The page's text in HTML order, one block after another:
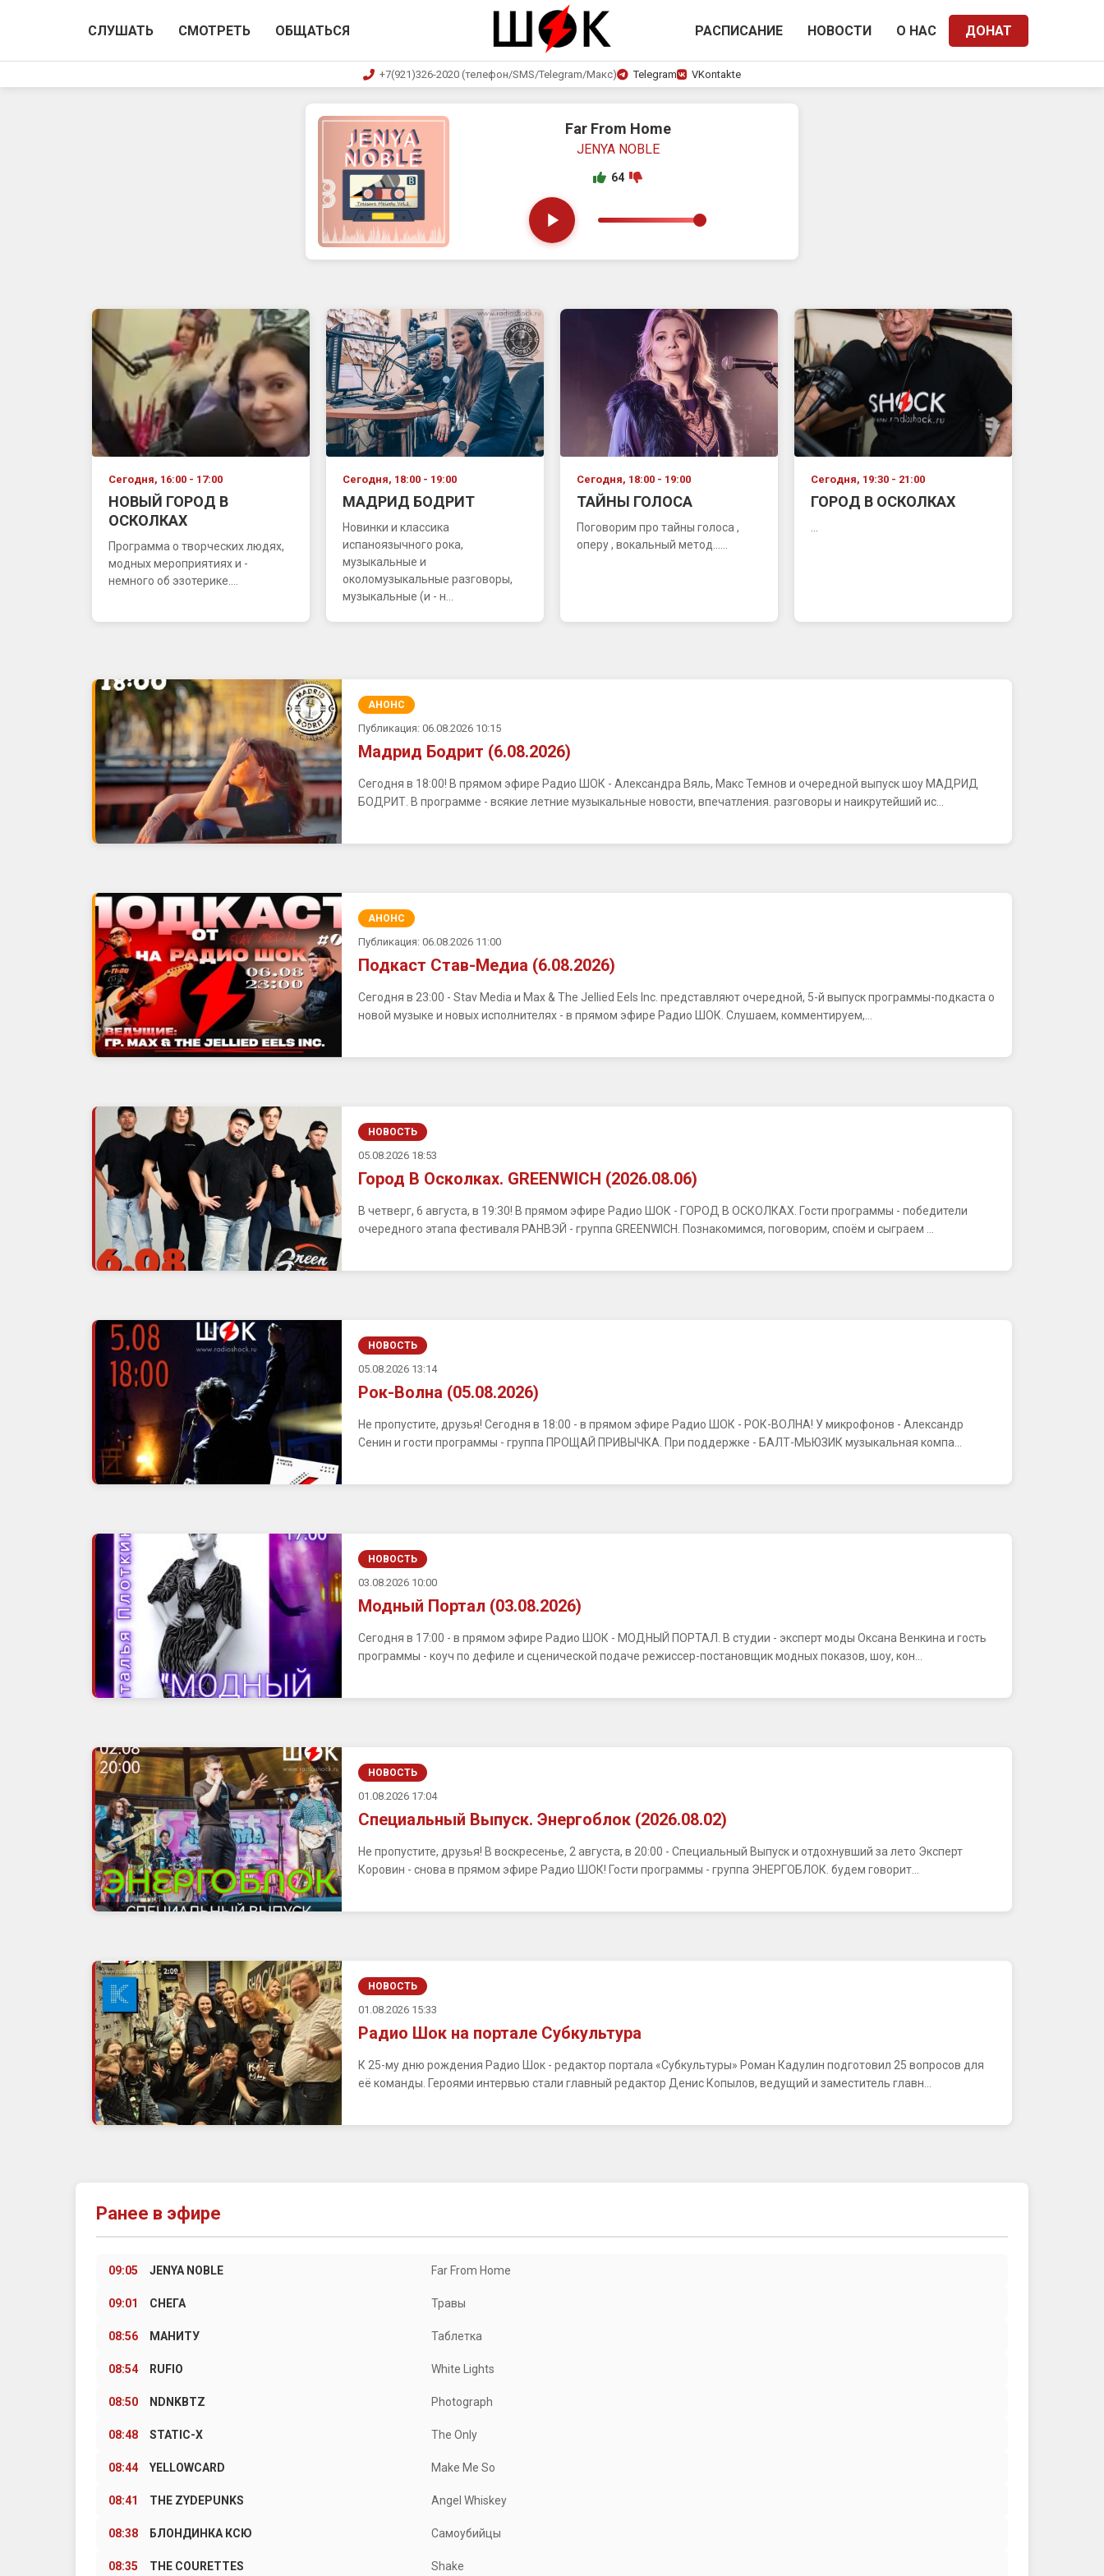
СЛУШАТЬ СМОТРЕТЬ ОБЩАТЬСЯ РАСПИСАНИЕ НОВОСТИ О НАС ДОНАТ
+7(921)326-2020 (телефон/SMS/Telegram/Макс) Telegram VKontakte
Far From Home
JENYA NOBLE
64
Сегодня, 16:00 - 17:00
НОВЫЙ ГОРОД В
ОСКОЛКАХ
Программа о творческих людях,
модных мероприятиях и -
немного об эзотерике....
Сегодня, 18:00 - 19:00
МАДРИД БОДРИТ
Новинки и классика
испаноязычного рока,
музыкальные и
околомузыкальные разговоры,
музыкальные (и - н...
Сегодня, 18:00 - 19:00
ТАЙНЫ ГОЛОСА
Поговорим про тайны голоса ,
оперу , вокальный метод......
Сегодня, 19:30 - 21:00
ГОРОД В ОСКОЛКАХ
АНОНС
Публикация: 06.08.2026 10:15
Мадрид Бодрит (6.08.2026)
Сегодня в 18:00! В прямом эфире Радио ШОК - Александра Вяль, Макс Темнов и очередной выпуск шоу МАДРИД
БОДРИТ. В программе - всякие летние музыкальные новости, впечатления. разговоры и наикрутейший ис...
АНОНС
Публикация: 06.08.2026 11:00
Подкаст Став-Медиа (6.08.2026)
Сегодня в 23:00 - Stav Media и Max & The Jellied Eels Inc. представляют очередной, 5-й выпуск программы-подкаста о
новой музыке и новых исполнителях - в прямом эфире Радио ШОК. Слушаем, комментируем,...
НОВОСТЬ
05.08.2026 18:53
Город В Осколках. GREENWICH (2026.08.06)
В четверг, 6 августа, в 19:30! В прямом эфире Радио ШОК - ГОРОД В ОСКОЛКАХ. Гости программы - победители
очередного этапа фестиваля РАНВЭЙ - группа GREENWICH. Познакомимся, поговорим, споём и сыграем ...
НОВОСТЬ
05.08.2026 13:14
Рок-Волна (05.08.2026)
Не пропустите, друзья! Сегодня в 18:00 - в прямом эфире Радио ШОК - РОК-ВОЛНА! У микрофонов - Александр
Сенин и гости программы - группа ПРОЩАЙ ПРИВЫЧКА. При поддержке - БАЛТ-МЬЮЗИК музыкальная компа...
НОВОСТЬ
03.08.2026 10:00
Модный Портал (03.08.2026)
Сегодня в 17:00 - в прямом эфире Радио ШОК - МОДНЫЙ ПОРТАЛ. В студии - эксперт моды Оксана Венкина и гость
программы - коуч по дефиле и сценической подаче режиссер-постановщик модных показов, шоу, кон...
НОВОСТЬ
01.08.2026 17:04
Специальный Выпуск. Энергоблок (2026.08.02)
Не пропустите, друзья! В воскресенье, 2 августа, в 20:00 - Специальный Выпуск и отдохнувший за лето Эксперт
Коровин - снова в прямом эфире Радио ШОК! Гости программы - группа ЭНЕРГОБЛОК. будем говорит...
НОВОСТЬ
01.08.2026 15:33
Радио Шок на портале Субкультура
К 25-му дню рождения Радио Шок - редактор портала «Субкультуры» Роман Кадулин подготовил 25 вопросов для
её команды. Героями интервью стали главный редактор Денис Копылов, ведущий и заместитель главн...
Ранее в эфире
09:05 JENYA NOBLE Far From Home
09:01 СНЕГА Травы
08:56 МАНИТУ Таблетка
08:54 RUFIO White Lights
08:50 NDNKBTZ Photograph
08:48 STATIC-X The Only
08:44 YELLOWCARD Make Me So
08:41 THE ZYDEPUNKS Angel Whiskey
08:38 БЛОНДИНКА КСЮ Самоубийцы
08:35 THE COURETTES Shake